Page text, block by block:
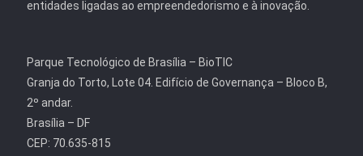
entidades ligadas ao empreendedorismo e à inovação.
Parque Tecnológico de Brasília – BioTIC
Granja do Torto, Lote 04. Edifício de Governança – Bloco B,
2º andar.
Brasília – DF
CEP: 70.635-815